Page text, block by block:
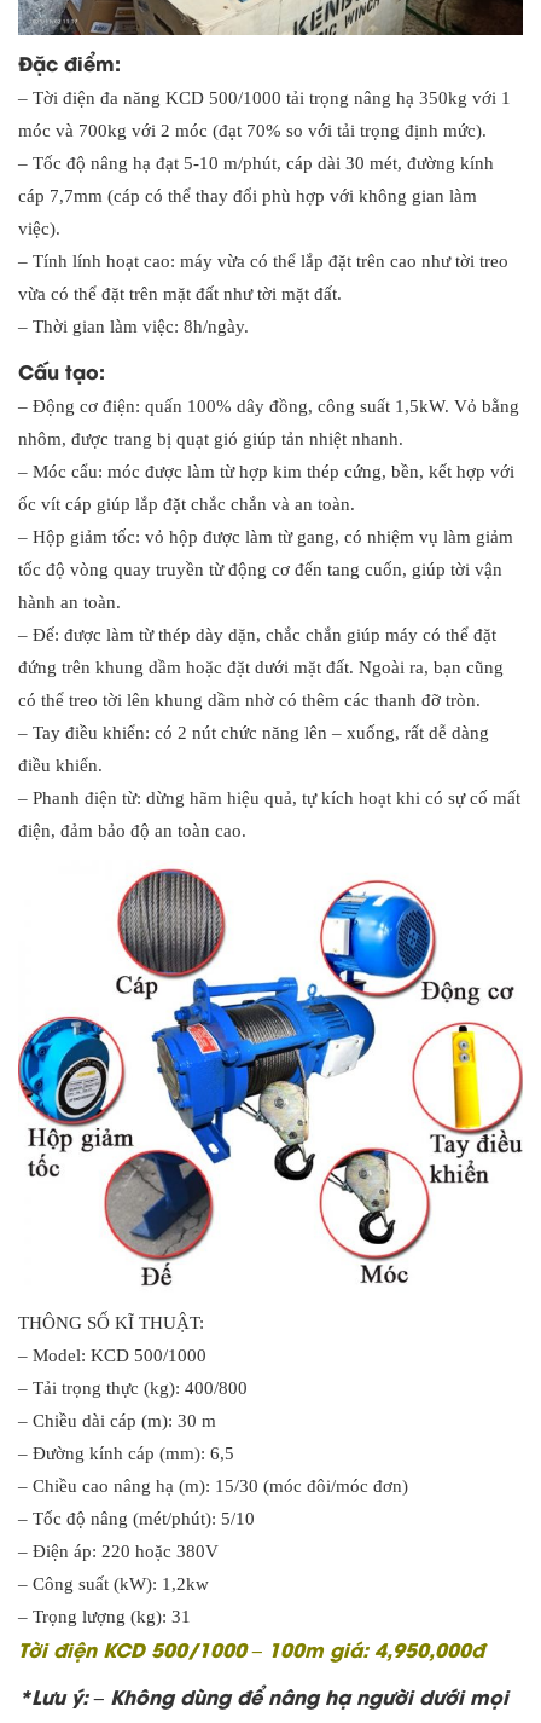
Đặc điểm:
– Tời điện đa năng KCD 500/1000 tải trọng nâng hạ 350kg với 1
móc và 700kg với 2 móc (đạt 70% so với tải trọng định mức).
– Tốc độ nâng hạ đạt 5-10 m/phút, cáp dài 30 mét, đường kính
cáp 7,7mm (cáp có thể thay đổi phù hợp với không gian làm
việc).
– Tính lính hoạt cao: máy vừa có thể lắp đặt trên cao như tời treo
vừa có thể đặt trên mặt đất như tời mặt đất.
– Thời gian làm việc: 8h/ngày.
Cấu tạo:
– Động cơ điện: quấn 100% dây đồng, công suất 1,5kW. Vỏ bằng
nhôm, được trang bị quạt gió giúp tản nhiệt nhanh.
– Móc cẩu: móc được làm từ hợp kim thép cứng, bền, kết hợp với
ốc vít cáp giúp lắp đặt chắc chắn và an toàn.
– Hộp giảm tốc: vỏ hộp được làm từ gang, có nhiệm vụ làm giảm
tốc độ vòng quay truyền từ động cơ đến tang cuốn, giúp tời vận
hành an toàn.
– Đế: được làm từ thép dày dặn, chắc chắn giúp máy có thể đặt
đứng trên khung dầm hoặc đặt dưới mặt đất. Ngoài ra, bạn cũng
có thể treo tời lên khung dầm nhờ có thêm các thanh đỡ tròn.
– Tay điều khiển: có 2 nút chức năng lên – xuống, rất dễ dàng
điều khiển.
– Phanh điện từ: dừng hãm hiệu quả, tự kích hoạt khi có sự cố mất
điện, đảm bảo độ an toàn cao.
THÔNG SỐ KĨ THUẬT:
– Model: KCD 500/1000
– Tải trọng thực (kg): 400/800
– Chiều dài cáp (m): 30 m
– Đường kính cáp (mm): 6,5
– Chiều cao nâng hạ (m): 15/30 (móc đôi/móc đơn)
– Tốc độ nâng (mét/phút): 5/10
– Điện áp: 220 hoặc 380V
– Công suất (kW): 1,2kw
– Trọng lượng (kg): 31
Tời điện KCD 500/1000 – 100m giá: 4,950,000đ
*Lưu ý: – Không dùng để nâng hạ người dưới mọi